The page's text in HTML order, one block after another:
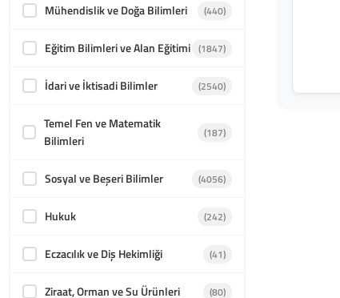
Mühendislik ve Doğa Bilimleri (440)
Eğitim Bilimleri ve Alan Eğitimi (1847)
İdari ve İktisadi Bilimler (2540)
Temel Fen ve Matematik
Bilimleri
(187)
Sosyal ve Beşeri Bilimler (4056)
Hukuk (242)
Eczacılık ve Diş Hekimliği (41)
Ziraat, Orman ve Su Ürünleri (80)